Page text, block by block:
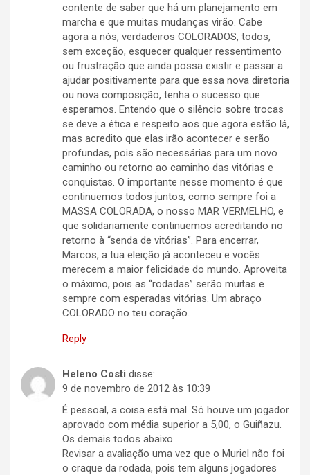
contente de saber que há um planejamento em
marcha e que muitas mudanças virão. Cabe
agora a nós, verdadeiros COLORADOS, todos,
sem exceção, esquecer qualquer ressentimento
ou frustração que ainda possa existir e passar a
ajudar positivamente para que essa nova diretoria
ou nova composição, tenha o sucesso que
esperamos. Entendo que o silêncio sobre trocas
se deve a ética e respeito aos que agora estão lá,
mas acredito que elas irão acontecer e serão
profundas, pois são necessárias para um novo
caminho ou retorno ao caminho das vitórias e
conquistas. O importante nesse momento é que
continuemos todos juntos, como sempre foi a
MASSA COLORADA, o nosso MAR VERMELHO, e
que solidariamente continuemos acreditando no
retorno à “senda de vitórias”. Para encerrar,
Marcos, a tua eleição já aconteceu e vocês
merecem a maior felicidade do mundo. Aproveita
o máximo, pois as “rodadas” serão muitas e
sempre com esperadas vitórias. Um abraço
COLORADO no teu coração.
Reply
Heleno Costi disse:
9 de novembro de 2012 às 10:39
É pessoal, a coisa está mal. Só houve um jogador
aprovado com média superior a 5,00, o Guiñazu.
Os demais todos abaixo.
Revisar a avaliação uma vez que o Muriel não foi
o craque da rodada, pois tem alguns jogadores